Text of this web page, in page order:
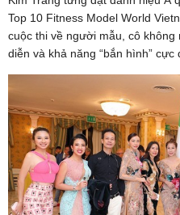
Top 10 Fitness Model World
cuộc thi về người mẫu, cô
diễn và khả năng “bắn hình” cực